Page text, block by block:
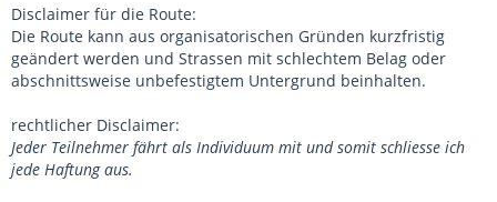
Disclaimer für die Route:
Die Route kann aus organisatorischen Gründen kurzfristig
geändert werden und Strassen mit schlechtem Belag oder
abschnittsweise unbefestigtem Untergrund beinhalten.
rechtlicher Disclaimer:
Jeder Teilnehmer fährt als Individuum mit und somit schliesse ich
jede Haftung aus.